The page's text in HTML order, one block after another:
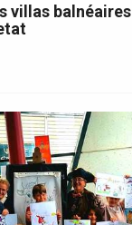
villas balnéaires